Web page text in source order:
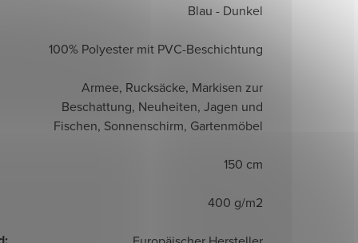
Blau - Dunkel
100% Polyester mit PVC-Beschichtung
Armee, Rucksäcke, Markisen zur
Beschattung, Neuheiten, Jagen und
Fischen, Sonnenschirm, Gartenmöbel
150 cm
400 g/m2